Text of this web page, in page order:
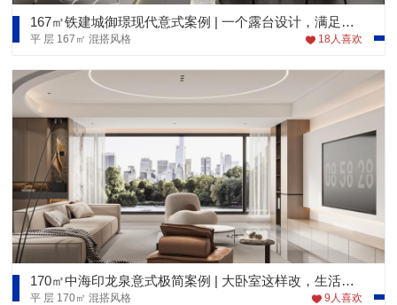
167㎡铁建城御璟现代意式案例 | 一个露台设计，满足三代人的需求
平 层 167㎡混搭风格 18人喜欢
170㎡中海印龙泉意式极简案例 | 大卧室这样改，生活品质再上一个高度
平 层 170㎡混搭风格 9 人喜欢